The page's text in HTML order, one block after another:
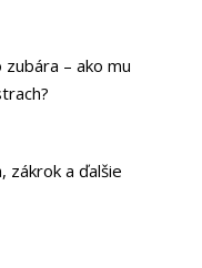
– ako mu
zákrok a ďalšie